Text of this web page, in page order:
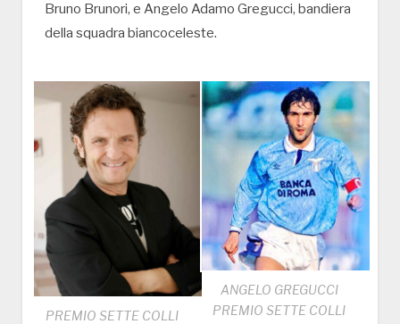
Bruno Brunori, e Angelo Adamo Gregucci, bandiera
della squadra biancoceleste.
PREMIO SETTE COLLI
ANGELO GREGUCCI
PREMIO SETTE COLLI